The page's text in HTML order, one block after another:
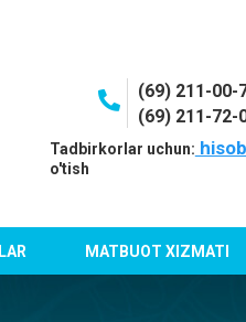
(69) 211-00-
(69) 211-72-
Tadbirkorlar uchun:
o'tish
MATBUOT XIZMATI